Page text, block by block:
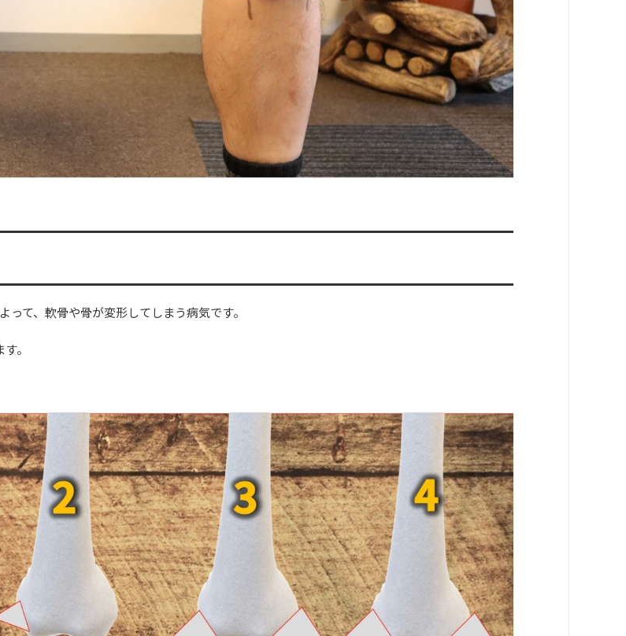
て、軟骨や骨が変形してしまう病気です。
。